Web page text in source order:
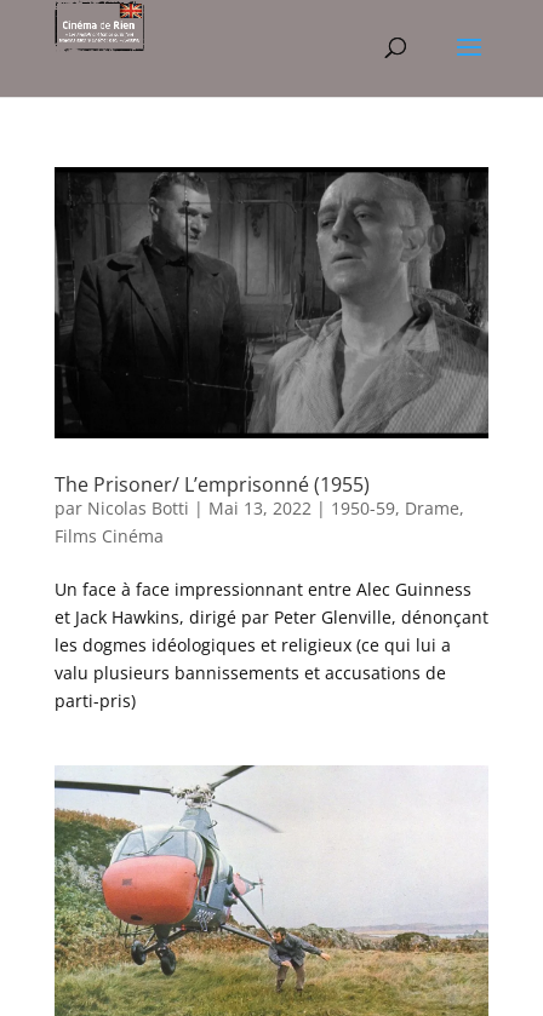
The Prisoner/ L’emprisonné (1955)
par Nicolas Botti | Mai 13, 2022| 1950-59, Drame,
Films Cinéma
Un face à face impressionnant entre Alec Guinness
et Jack Hawkins, dirigé par Peter Glenville, dénonçant
les dogmes idéologiques et religieux (ce qui lui a
valu plusieurs bannissements et accusations de
parti-pris)